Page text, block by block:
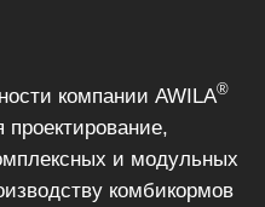
компании AWILA®
проектирование,
и модульных
комбикормов